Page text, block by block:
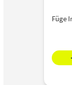
Füge